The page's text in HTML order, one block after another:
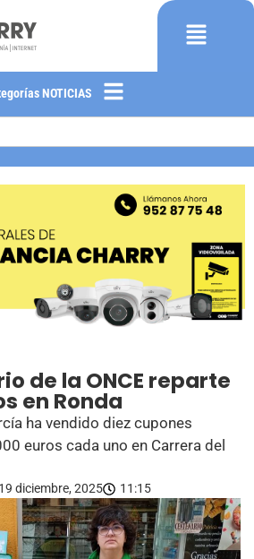
NOTICIAS
de la ONCE reparte
en Ronda
ha vendido diez cupones
euros cada uno en Carrera del
19 diciembre, 2025 11:15